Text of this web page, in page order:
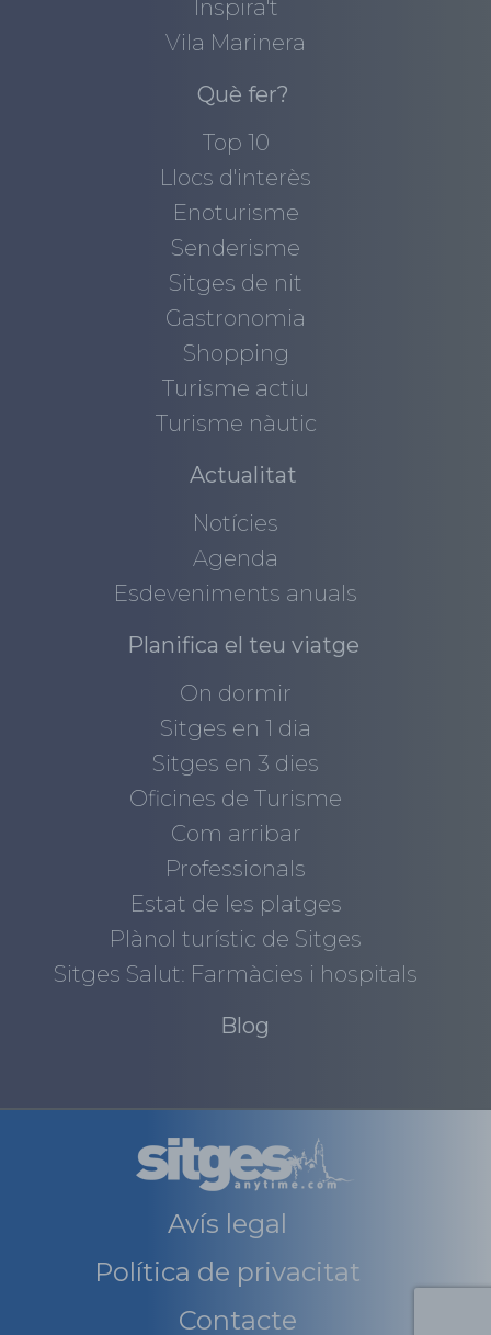
Inspira't
Vila Marinera
Què fer?
Top 10
Llocs d'interès
Enoturisme
Senderisme
Sitges de nit
Gastronomia
Shopping
Turisme actiu
Turisme nàutic
Actualitat
Notícies
Agenda
Esdeveniments anuals
Planifica el teu viatge
On dormir
Sitges en 1 dia
Sitges en 3 dies
Oficines de Turisme
Com arribar
Professionals
Estat de les platges
Plànol turístic de Sitges
Sitges Salut: Farmàcies i hospitals
Blog
Avís legal
Política de privacitat
Contacte